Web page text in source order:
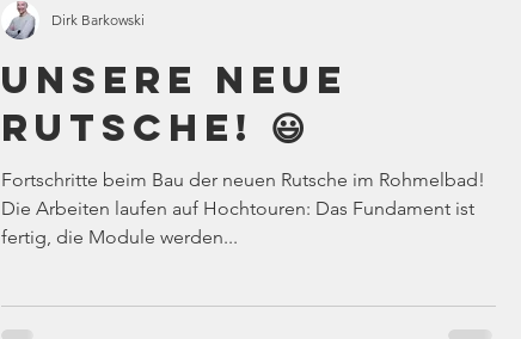
Unsere neue
Rutsche! 😃
Fortschritte beim Bau der neuen Rutsche im Rohmelbad!
Die Arbeiten laufen auf Hochtouren: Das Fundament ist
fertig, die Module werden...
Dirk Barkowski